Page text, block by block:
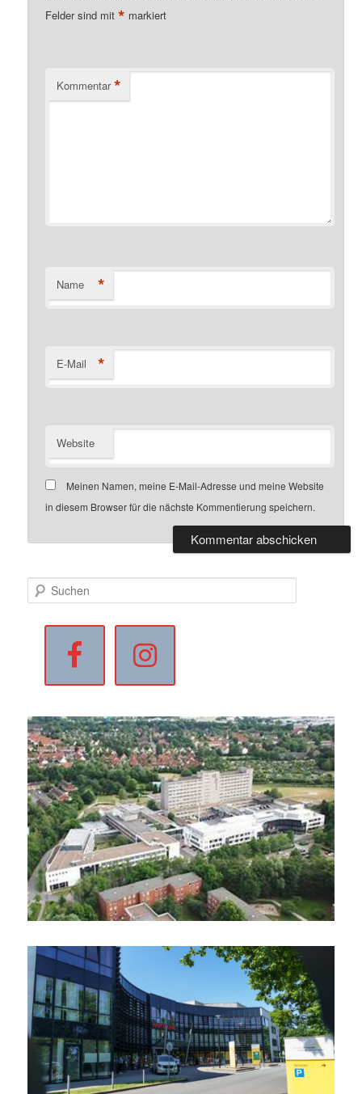
Felder sind mit* markiert
Kommentar *
Name *
E-Mail *
Website
Meinen Namen, meine E-Mail-Adresse und meine Website
in diesem Browser für die nächste Kommentierung speichern.
u